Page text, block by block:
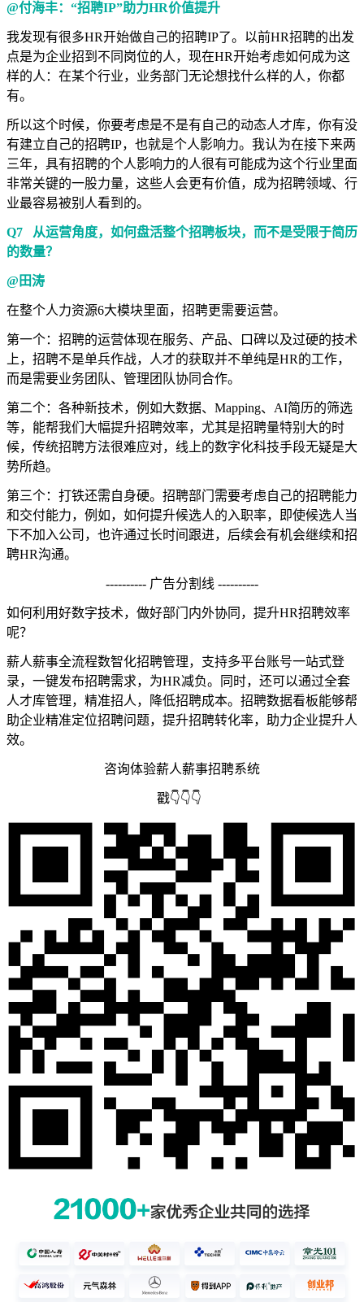
@付海丰：“招聘IP”助力HR价值提升
我发现有很多HR开始做自己的招聘IP了。以前HR招聘的出发
点是为企业招到不同岗位的人，现在HR开始考虑如何成为这
样的人：在某个行业，业务部门无论想找什么样的人，你都
有。
所以这个时候，你要考虑是不是有自己的动态人才库，你有没
有建立自己的招聘IP，也就是个人影响力。我认为在接下来两
三年，具有招聘的个人影响力的人很有可能成为这个行业里面
非常关键的一股力量，这些人会更有价值，成为招聘领域、行
业最容易被别人看到的。
Q7 从运营角度，如何盘活整个招聘板块，而不是受限于简历
的数量？
@田涛
在整个人力资源6大模块里面，招聘更需要运营。
第一个：招聘的运营体现在服务、产品、口碑以及过硬的技术
上，招聘不是单兵作战，人才的获取并不单纯是HR的工作，
而是需要业务团队、管理团队协同合作。
第二个：各种新技术，例如大数据、Mapping、AI简历的筛选
等，能帮我们大幅提升招聘效率，尤其是招聘量特别大的时
候，传统招聘方法很难应对，线上的数字化科技手段无疑是大
势所趋。
第三个：打铁还需自身硬。招聘部门需要考虑自己的招聘能力
和交付能力，例如，如何提升候选人的入职率，即使候选人当
下不加入公司，也许通过长时间跟进，后续会有机会继续和招
聘HR沟通。
---------- 广告分割线 ----------
如何利用好数字技术，做好部门内外协同，提升HR招聘效率
呢？
薪人薪事全流程数智化招聘管理，支持多平台账号一站式登
录，一键发布招聘需求，为HR减负。同时，还可以通过全套
人才库管理，精准招人，降低招聘成本。招聘数据看板能够帮
助企业精准定位招聘问题，提升招聘转化率，助力企业提升人
效。
咨询体验薪人薪事招聘系统
戳👇👇👇